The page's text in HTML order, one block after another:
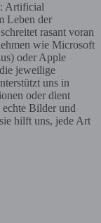
Artificial
Leben der
rasant voran
wie Microsoft
oder Apple
jeweilige
uns in
oder dient
Bilder und
hilft uns, jede Art